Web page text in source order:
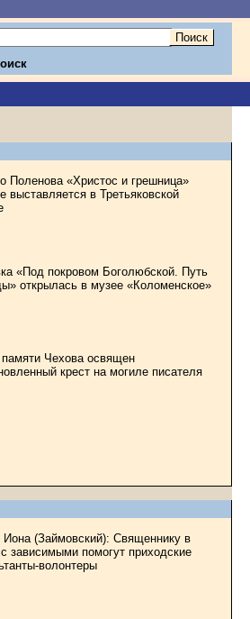
Поленова «Христос и грешница»
выставляется в Третьяковской
«Под покровом Боголюбской. Путь
открылась в музее «Коломенское»
Чехова освящен
крест на могиле писателя
Иона (Займовский): Священнику в
зависимыми помогут приходские
волонтеры